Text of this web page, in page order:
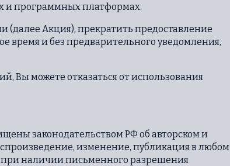
и программных платформах.
(далее Акция), прекратить предоставление
время и без предварительного уведомления,
Вы можете отказаться от использования
законодательством РФ об авторском и
изменение, публикация в любом
при наличии письменного разрешения